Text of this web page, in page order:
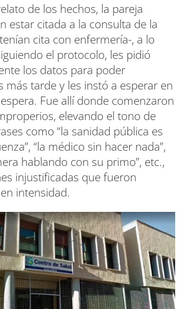
de los hechos, la pareja
estar citada a la consulta de la
cita con enfermería-, a lo
el protocolo, les pidió
los datos para poder
más tarde y les instó a esperar en
Fue allí donde comenzaron
elevando el tono de
como “la sanidad pública es
“la médico sin hacer nada”,
hablando con su primo”, etc.,
injustificadas que fueron
intensidad.